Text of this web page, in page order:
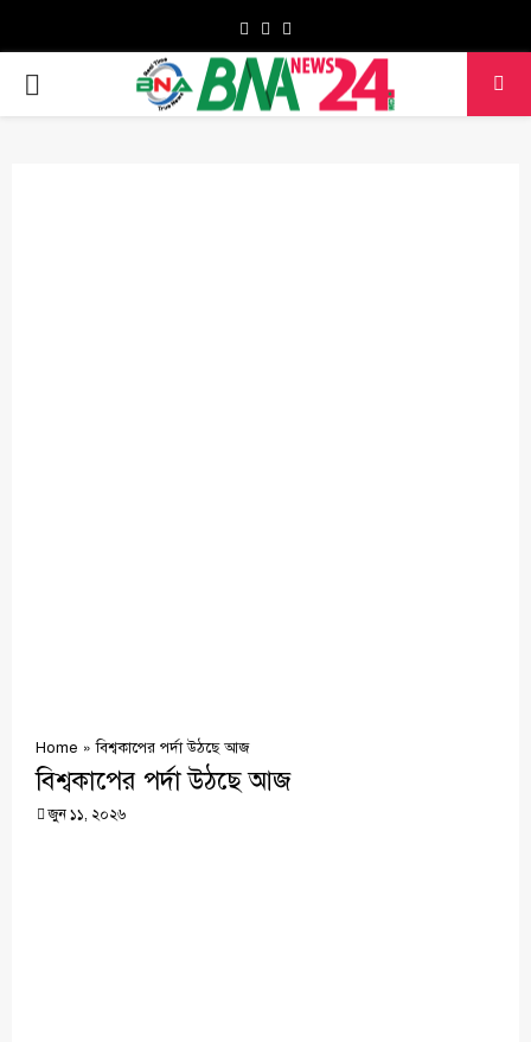
Facebook
Twitter
PRIMARY
Home »বিশ্বকাপের পর্দা উঠছে আজ
বিশ্বকাপের পর্দা উঠছে আজ
জুন ১১, ২০২৬